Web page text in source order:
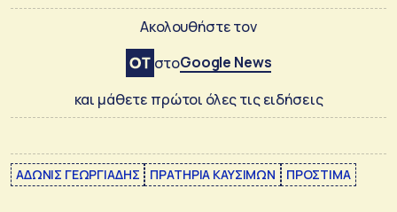
Ακολουθήστε τον
στοGoogle News
και μάθετε πρώτοι όλες τις ειδήσεις
ΑΔΩΝΙΣ ΓΕΩΡΓΙΑΔΗΣ ΠΡΑΤΗΡΙΑ ΚΑΥΣΙΜΩΝ ΠΡΟΣΤΙΜΑ